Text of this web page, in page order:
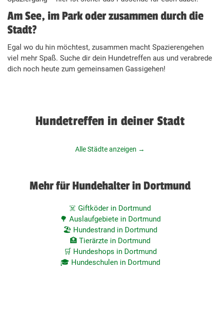
Am See, im Park oder zusammen durch die
Stadt?
Egal wo du hin möchtest, zusammen macht Spazierengehen
viel mehr Spaß. Suche dir dein Hundetreffen aus und verabrede
dich noch heute zum gemeinsamen Gassigehen!
Hundetreffen in deiner Stadt
Alle Städte anzeigen →
Mehr für Hundehalter in Dortmund
☠️ Giftköder in Dortmund
🌳 Auslaufgebiete in Dortmund
🏖️ Hundestrand in Dortmund
🏥 Tierärzte in Dortmund
🛒 Hundeshops in Dortmund
🎓 Hundeschulen in Dortmund